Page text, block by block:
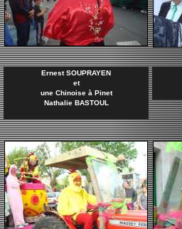
Ernest SOUPRAYEN
et
une Chinoise à Pinet
Nathalie BASTOUL